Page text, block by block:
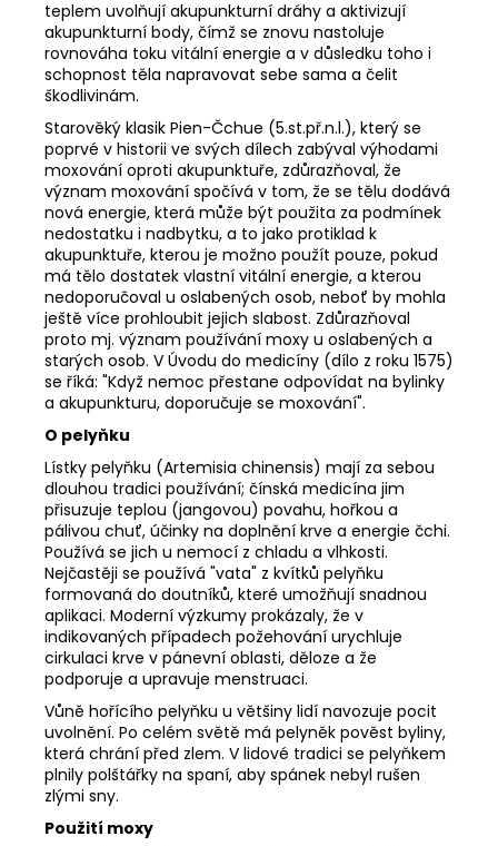
teplem uvolňují akupunkturní dráhy a aktivizují
akupunkturní body, čímž se znovu nastoluje
rovnováha toku vitální energie a v důsledku toho i
schopnost těla napravovat sebe sama a čelit
škodlivinám.
Starověký klasik Pien-Čchue (5.st.př.n.l.), který se
poprvé v historii ve svých dílech zabýval výhodami
moxování oproti akupunktuře, zdůrazňoval, že
význam moxování spočívá v tom, že se tělu dodává
nová energie, která může být použita za podmínek
nedostatku i nadbytku, a to jako protiklad k
akupunktuře, kterou je možno použít pouze, pokud
má tělo dostatek vlastní vitální energie, a kterou
nedoporučoval u oslabených osob, neboť by mohla
ještě více prohloubit jejich slabost. Zdůrazňoval
proto mj. význam používání moxy u oslabených a
starých osob. V Úvodu do medicíny (dílo z roku 1575)
se říká: "Když nemoc přestane odpovídat na bylinky
a akupunkturu, doporučuje se moxování".
O pelyňku
Lístky pelyňku (Artemisia chinensis) mají za sebou
dlouhou tradici používání; čínská medicína jim
přisuzuje teplou (jangovou) povahu, hořkou a
pálivou chuť, účinky na doplnění krve a energie čchi.
Používá se jich u nemocí z chladu a vlhkosti.
Nejčastěji se používá "vata" z kvítků pelyňku
formovaná do doutníků, které umožňují snadnou
aplikaci. Moderní výzkumy prokázaly, že v
indikovaných případech požehování urychluje
cirkulaci krve v pánevní oblasti, děloze a že
podporuje a upravuje menstruaci.
Vůně hořícího pelyňku u většiny lidí navozuje pocit
uvolnění. Po celém světě má pelyněk pověst byliny,
která chrání před zlem. V lidové tradici se pelyňkem
plnily polštářky na spaní, aby spánek nebyl rušen
zlými sny.
Použití moxy